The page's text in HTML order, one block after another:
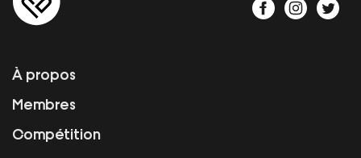
À propos
Membres
Compétition